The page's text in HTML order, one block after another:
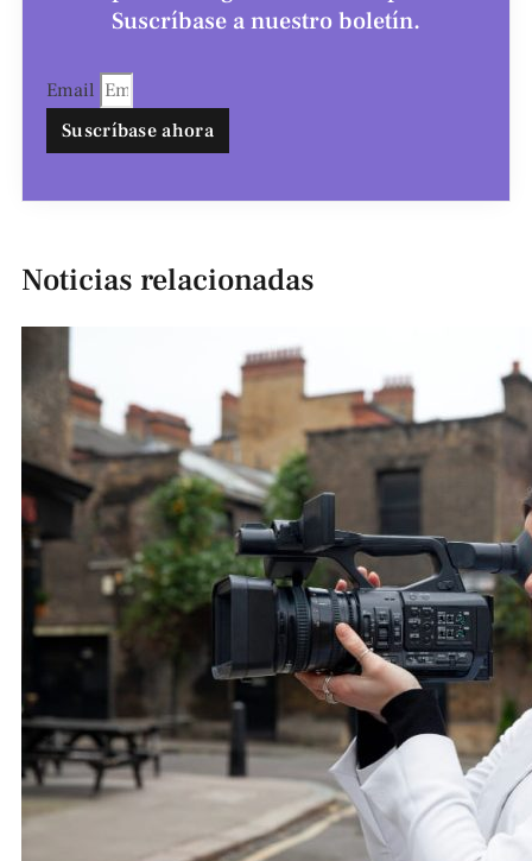
Suscríbase a nuestro boletín.
Email
Suscríbase ahora
Noticias relacionadas